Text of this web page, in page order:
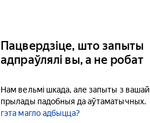
Пацвердзіце, што запыты
адпраўлялі вы, а не робат
Нам вельмі шкада, але запыты з вашай
прылады падобныя да аўтаматычных.
гэта магло адбыцца?